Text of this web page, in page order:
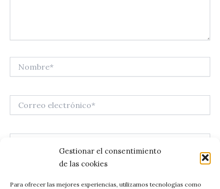
Gestionar el consentimiento
de las cookies
Para ofrecer las mejores experiencias, utilizamos tecnologías como
electrónico*
Web
Guarda mi nombre, correo electrónico y web en este